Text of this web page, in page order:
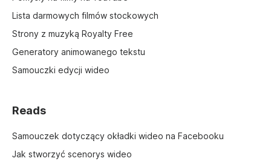
Lista darmowych filmów stockowych
Strony z muzyką Royalty Free
Generatory animowanego tekstu
Samouczki edycji wideo
Reads
Samouczek dotyczący okładki wideo na Facebooku
Jak stworzyć scenorys wideo